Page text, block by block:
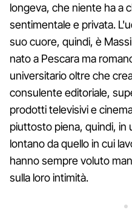
longeva, che niente ha a
sentimentale e privata.
suo cuore, quindi, è
nato a Pescara ma
universitario oltre che
consulente editoriale,
prodotti televisivi e
piuttosto piena, quindi,
lontano da quello in cui
hanno sempre voluto
sulla loro intimità.